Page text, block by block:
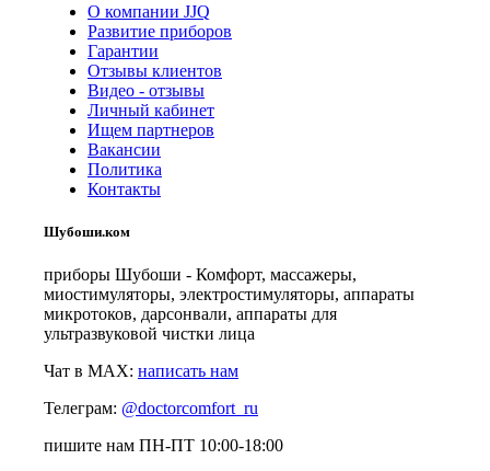
О компании JJQ
Развитие приборов
Гарантии
Отзывы клиентов
Видео - отзывы
Личный кабинет
Ищем партнеров
Вакансии
Политика
Контакты
Шубоши.ком
приборы Шубоши - Комфорт, массажеры,
миостимуляторы, электростимуляторы, аппараты
микротоков, дарсонвали, аппараты для
ультразвуковой чистки лица
Чат в MAX: написать нам
Телеграм: @doctorcomfort_ru
пишите нам ПН-ПТ 10:00-18:00